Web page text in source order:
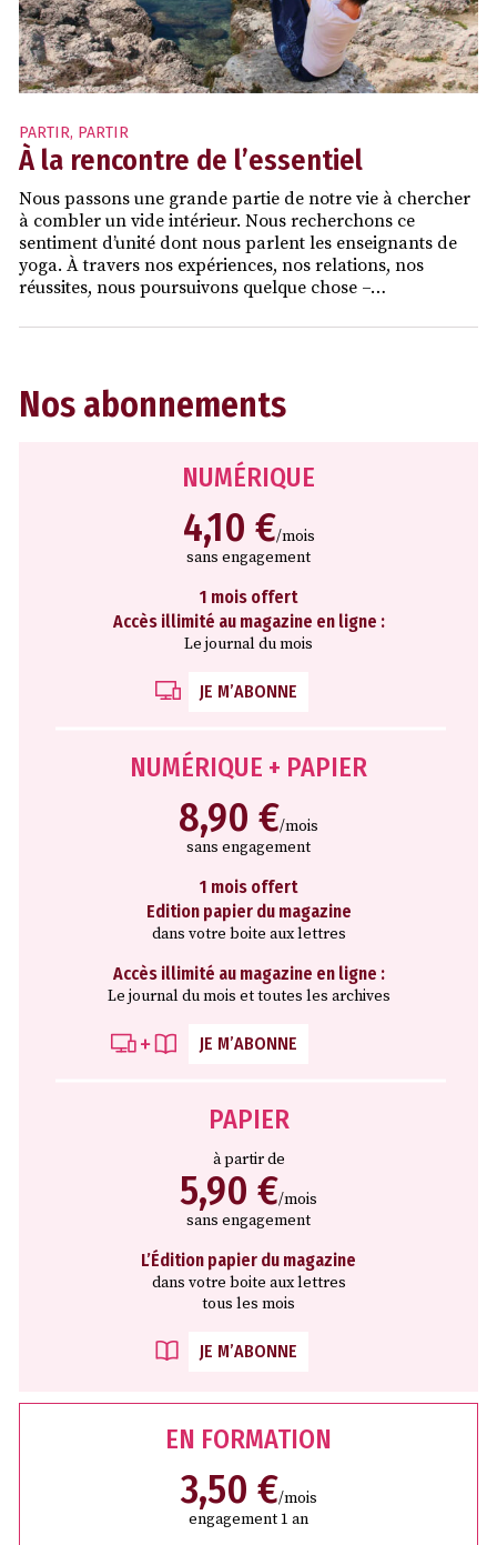
PARTIR, PARTIR
À la rencontre de l’essentiel
Nous passons une grande partie de notre vie à chercher
à combler un vide intérieur. Nous recherchons ce
sentiment d’unité dont nous parlent les enseignants de
yoga. À travers nos expériences, nos relations, nos
réussites, nous poursuivons quelque chose –…
Nos abonnements
NUMÉRIQUE
4,10 €/mois
sans engagement
1 mois offert
Accès illimité au magazine en ligne :
Le journal du mois
JE M’ABONNE
NUMÉRIQUE + PAPIER
8,90 €/mois
sans engagement
1 mois offert
Edition papier du magazine
dans votre boite aux lettres
Accès illimité au magazine en ligne :
Le journal du mois et toutes les archives
JE M’ABONNE
PAPIER
à partir de
5,90 €/mois
sans engagement
L’Édition papier du magazine
dans votre boite aux lettres
tous les mois
JE M’ABONNE
EN FORMATION
3,50 €/mois
engagement 1 an